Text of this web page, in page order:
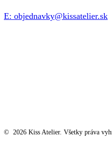
E: objednavky@kissatelier.sk
© 2026 Kiss Atelier. Všetky práva